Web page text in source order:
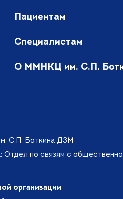
Пациентам
Специалистам
О ММНКЦ им. С.П.
С.П. Боткина ДЗМ
Отдел по связям с
организации